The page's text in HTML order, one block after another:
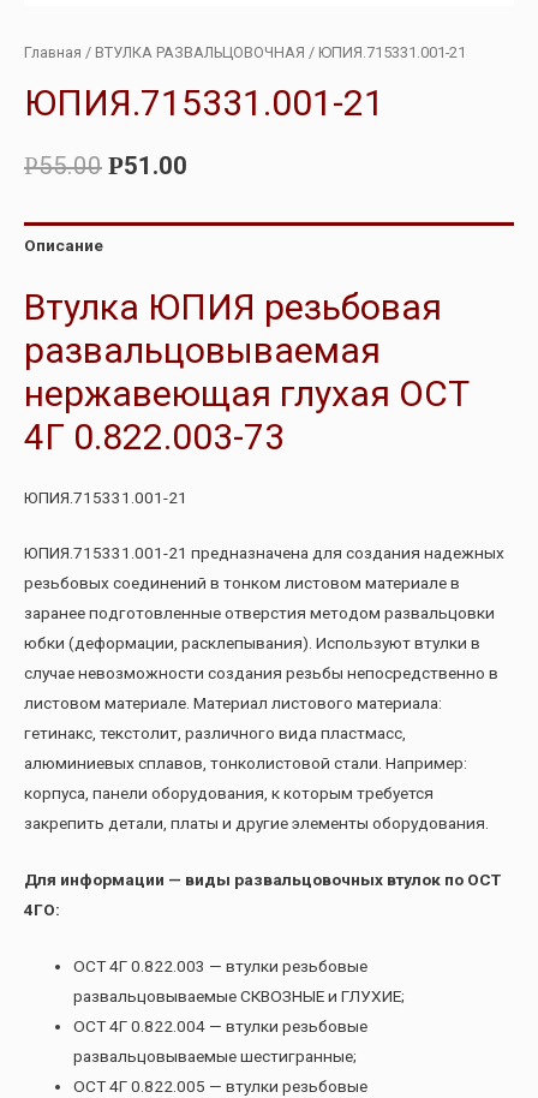
Главная / ВТУЛКА РАЗВАЛЬЦОВОЧНАЯ / ЮПИЯ.715331.001-21
ЮПИЯ.715331.001-21
Р55.00 Р51.00
Описание
Втулка ЮПИЯ резьбовая
развальцовываемая
нержавеющая глухая ОСТ
4Г 0.822.003-73
ЮПИЯ.715331.001-21
ЮПИЯ.715331.001-21 предназначена для создания надежных
резьбовых соединений в тонком листовом материале в
заранее подготовленные отверстия методом развальцовки
юбки (деформации, расклепывания). Используют втулки в
случае невозможности создания резьбы непосредственно в
листовом материале. Материал листового материала:
гетинакс, текстолит, различного вида пластмасс,
алюминиевых сплавов, тонколистовой стали. Например:
корпуса, панели оборудования, к которым требуется
закрепить детали, платы и другие элементы оборудования.
Для информации — виды развальцовочных втулок по ОСТ
4ГО:
ОСТ 4Г 0.822.003 — втулки резьбовые
развальцовываемые СКВОЗНЫЕ и ГЛУХИЕ;
ОСТ 4Г 0.822.004 — втулки резьбовые
развальцовываемые шестигранные;
ОСТ 4Г 0.822.005 — втулки резьбовые